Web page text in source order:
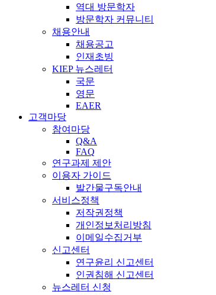
역대 방문학자
방문학자 커뮤니티
채용안내
채용공고
인재초빙
KIEP 뉴스레터
국문
영문
EAER
고객마당
참여마당
Q&A
FAQ
연구과제 제안
이용자 가이드
발간물구독안내
서비스정책
저작권정책
개인정보처리방침
이메일수집거부
신고센터
연구윤리 신고센터
인권침해 신고센터
뉴스레터 신청